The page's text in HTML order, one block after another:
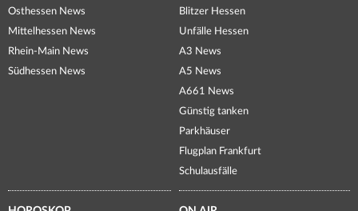
Osthessen News
Mittelhessen News
Rhein-Main News
Südhessen News
Blitzer Hessen
Unfälle Hessen
A3 News
A5 News
A661 News
Günstig tanken
Parkhäuser
Flugplan Frankfurt
Schulausfälle